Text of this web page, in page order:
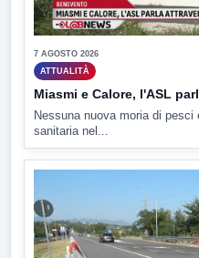
7 AGOSTO 2026
ATTUALITÀ
Miasmi e Calore, l'ASL
Nessuna nuova moria di
sanitaria nel...